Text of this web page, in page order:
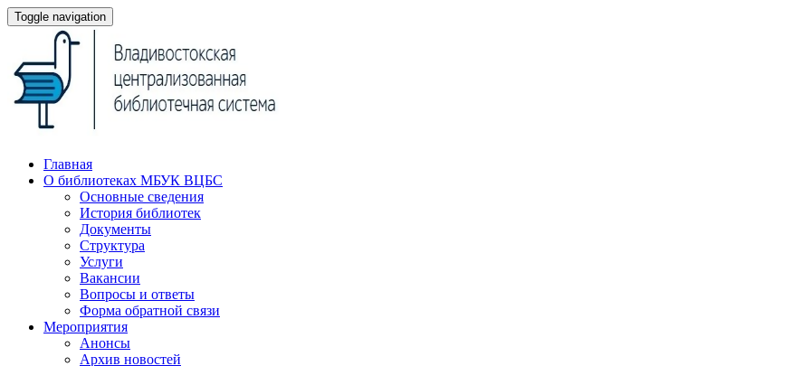
Toggle navigation
Главная
О библиотеках МБУК ВЦБС
Основные сведения
История библиотек
Документы
Структура
Услуги
Вакансии
Вопросы и ответы
Форма обратной связи
Мероприятия
Анонсы
Архив новостей